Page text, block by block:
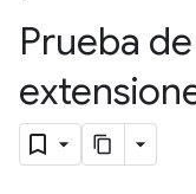
Prueba